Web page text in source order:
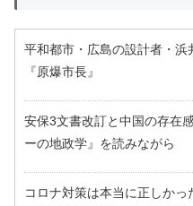
平和都市・広島の設計者・浜
『原爆市長』
安保3文書改訂と中国の存在
ーの地政学』を読みながら
コロナ対策は本当に正しかっ